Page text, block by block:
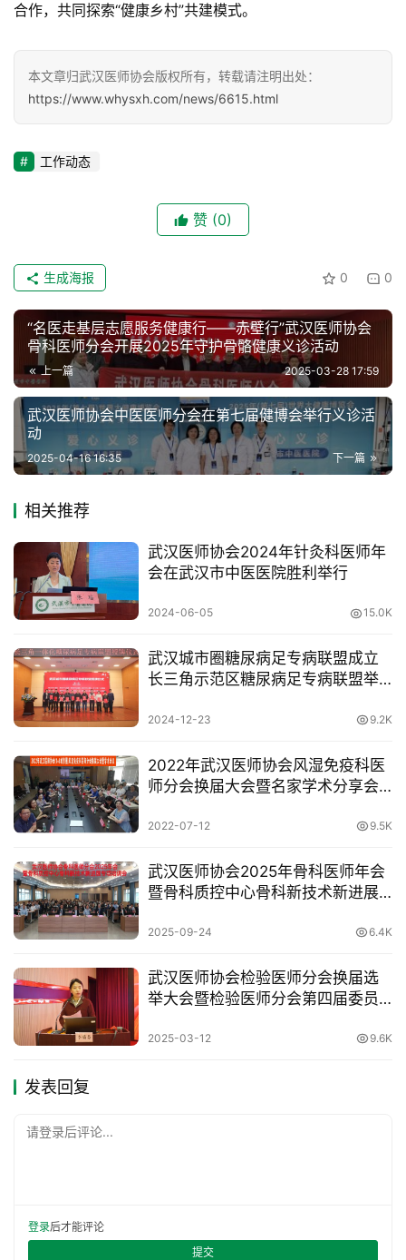
组
设
师
风
康
科
普
通
知
公
告
联
系
协
会
登录
合作，共同探索“健康乡村”共建模式。
本文章归武汉医师协会版权所有，转载请注明出处：
https://www.whysxh.com/news/6615.html
工作动态
赞 (0)
0 0
生成海报
“名医走基层志愿服务健康行——赤壁行”武汉医师协会
骨科医师分会开展2025年守护骨骼健康义诊活动
上一篇 2025-03-28 17:59
武汉医师协会中医医师分会在第七届健博会举行义诊活
动
下一篇
2025-04-16 16:35
相关推荐
武汉医师协会2024年针灸科医师年
会在武汉市中医医院胜利举行
2024-06-05 15.0K
武汉城市圈糖尿病足专病联盟成立
长三角示范区糖尿病足专病联盟举
2024-12-23 9.2K
2022年武汉医师协会风湿免疫科医
师分会换届大会暨名家学术分享会
2022-07-12 9.5K
武汉医师协会2025年骨科医师年会
暨骨科质控中心骨科新技术新进展
2025-09-24 6.4K
武汉医师协会检验医师分会换届选
举大会暨检验医师分会第四届委员
2025-03-12 9.6K
发表回复
请登录后评论...
登录后才能评论
提交